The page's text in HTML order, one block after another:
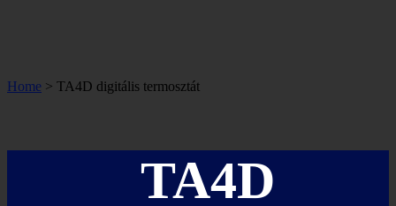
Home > TA4D digitális termosztát
TA4D